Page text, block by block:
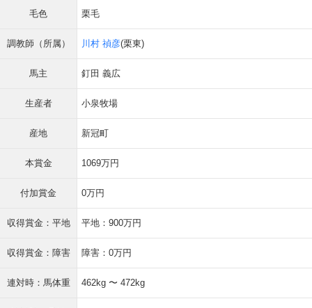
毛色 栗毛
調教師（所属） 川村 禎彦(栗東)
馬主 釘田 義広
生産者 小泉牧場
産地 新冠町
本賞金 1069万円
付加賞金 0万円
収得賞金：平地 平地：900万円
収得賞金：障害 障害：0万円
連対時：馬体重 462kg 〜 472kg